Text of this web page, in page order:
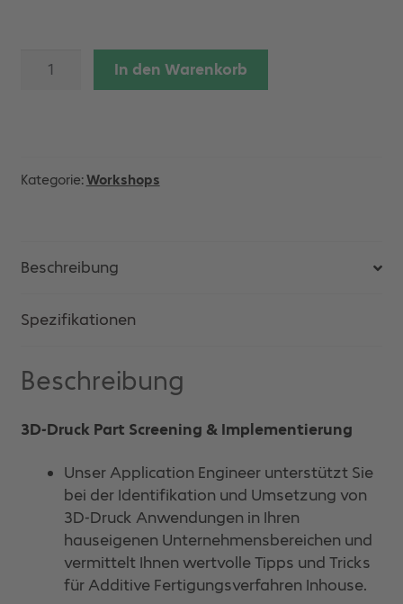
Workshop
Part
Menge
In den Warenkorb
Kategorie:Workshops
Beschreibung
Spezifikationen
Beschreibung
3D-Druck Part Screening & Implementierung
Unser Application Engineer unterstützt Sie
bei der Identifikation und Umsetzung von
3D-Druck Anwendungen in Ihren
hauseigenen Unternehmensbereichen und
vermittelt Ihnen wertvolle Tipps und Tricks
für Additive Fertigungsverfahren Inhouse.